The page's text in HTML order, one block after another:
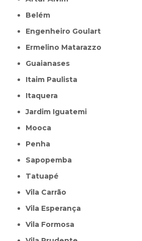
Belém
Engenheiro Goulart
Ermelino Matarazzo
Guaianases
Itaim Paulista
Itaquera
Jardim Iguatemi
Mooca
Penha
Sapopemba
Tatuapé
Vila Carrão
Vila Esperança
Vila Formosa